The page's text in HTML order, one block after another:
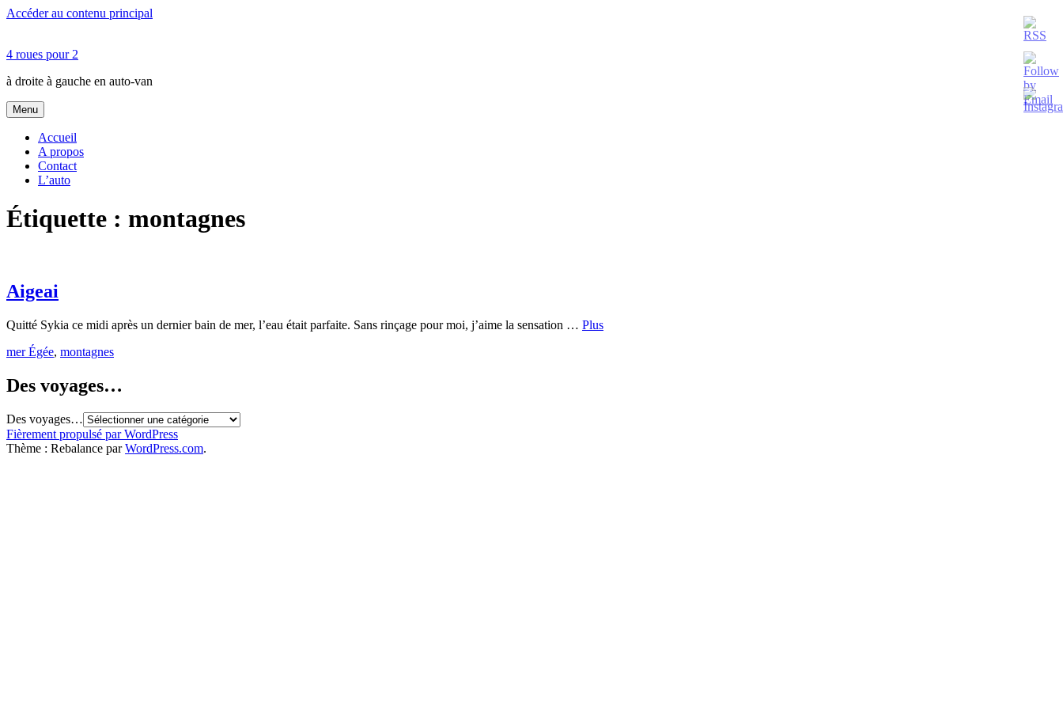
Accéder au contenu principal
4 roues pour 2
à droite à gauche en auto-van
Menu
Accueil
A propos
Contact
L’auto
Étiquette : montagnes
Aigeai
Quitté Sykia ce midi après un dernier bain de mer, l’eau était parfaite. Sans rinçage pour moi, j’aime la sensation … Plus
mer Égée, montagnes
Des voyages…
Des voyages…
Fièrement propulsé par WordPress
Thème : Rebalance parWordPress.com.